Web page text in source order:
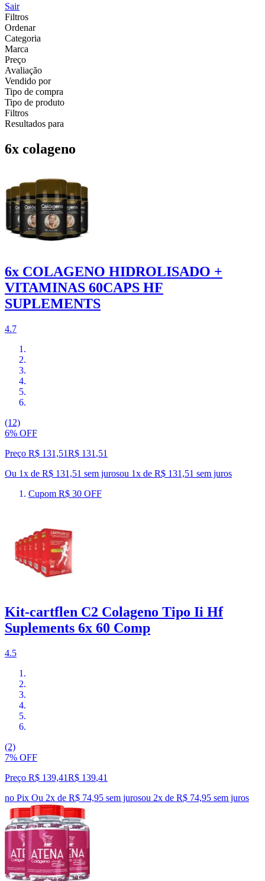
Sair
Filtros
Ordenar
Categoria
Marca
Preço
Avaliação
Vendido por
Tipo de compra
Tipo de produto
Filtros
Resultados para
6x colageno
6x COLAGENO HIDROLISADO +
VITAMINAS 60CAPS HF
SUPLEMENTS
4.7
(12)
6% OFF
Preço R$ 131,51R$ 131 ,51
Ou 1x de R$ 131,51 sem jurosou 1x de R$ 131,51 sem juros
Cupom R$ 30 OFF
Kit-cartflen C2 Colageno Tipo Ii Hf
Suplements 6x 60 Comp
4.5
(2)
7% OFF
Preço R$ 139,41R$ 139,41
no Pix Ou 2x de R$ 74,95 sem jurosou 2x de R$ 74,95 sem juros